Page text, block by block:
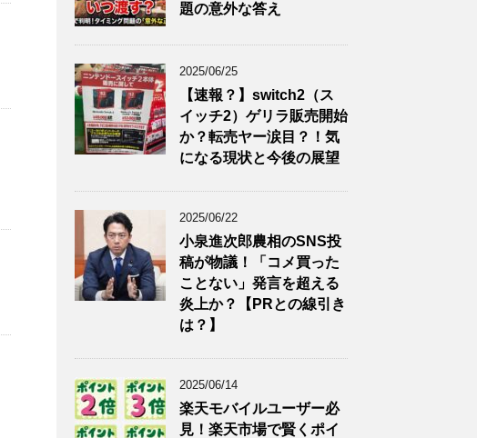
題の意外な答え
2025/06/25
【速報？】switch2（ス
イッチ2）ゲリラ販売開始
か？転売ヤー涙目？！気
になる現状と今後の展望
2025/06/22
小泉進次郎農相のSNS投
稿が物議！「コメ買った
ことない」発言を超える
炎上か？【PRとの線引き
は？】
2025/06/14
楽天モバイルユーザー必
見！楽天市場で賢くポイ